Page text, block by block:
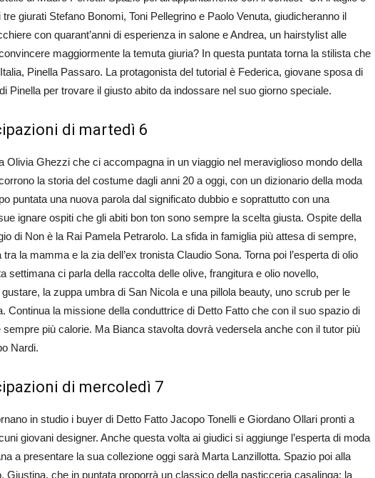
giurati Stefano Bonomi, Toni Pellegrino e Paolo Venuta, giudicheranno il
con quarant’anni di esperienza in salone e Andrea, un hairstylist alle
maggiormente la temuta giuria? In questa puntata torna la stilista che
Pinella Passaro. La protagonista del tutorial è Federica, giovane sposa di
Pinella per trovare il giusto abito da indossare nel suo giorno speciale.
di martedì 6
Olivia Ghezzi che ci accompagna in un viaggio nel meraviglioso mondo della
la storia del costume dagli anni 20 a oggi, con un dizionario della moda
puntata una nuova parola dal significato dubbio e soprattutto con una
ignare ospiti che gli abiti bon ton sono sempre la scelta giusta. Ospite della
di Non è la Rai Pamela Petrarolo. La sfida in famiglia più attesa di sempre,
la mamma e la zia dell’ex tronista Claudio Sona. Torna poi l’esperta di olio
settimana ci parla della raccolta delle olive, frangitura e olio novello,
la zuppa umbra di San Nicola e una pillola beauty, uno scrub per le
Continua la missione della conduttrice di Detto Fatto che con il suo spazio di
più calorie. Ma Bianca stavolta dovrà vedersela anche con il tutor più
Nardi.
di mercoledì 7
in studio i buyer di Detto Fatto Jacopo Tonelli e Giordano Ollari pronti a
giovani designer. Anche questa volta ai giudici si aggiunge l’esperta di moda
a presentare la sua collezione oggi sarà Marta Lanzillotta. Spazio poi alla
Giustina, che in puntata proporrà un classico della pasticceria casalinga: la